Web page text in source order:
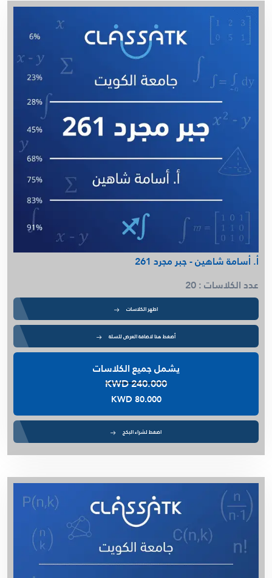
أ. أسامة شاهين - جبر مجرد 261
عدد الكلاسات : 20
اظهر الكلاسات
أضغط هنا لاضافة العرض للسلة
يشمل جميع الكلاسات
KWD 240.000
KWD 80.000
اضغط لشراء البكج